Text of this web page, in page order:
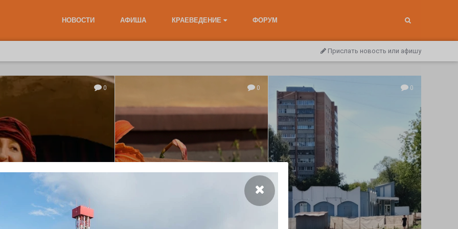
НОВОСТИ АФИША КРАЕВЕДЕНИЕ ФОРУМ
Прислать новость или афишу
0 0 0